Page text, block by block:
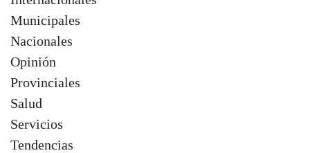
Municipales
Nacionales
Opinión
Provinciales
Salud
Servicios
Tendencias